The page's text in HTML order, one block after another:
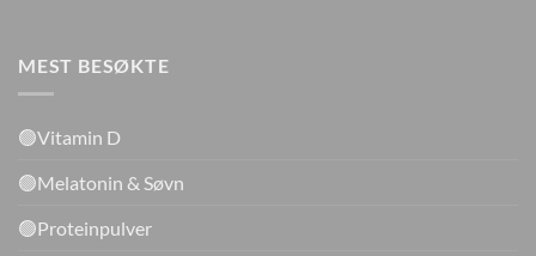
MEST BESØKTE
🟢Vitamin D
🟢Melatonin & Søvn
🟢Proteinpulver